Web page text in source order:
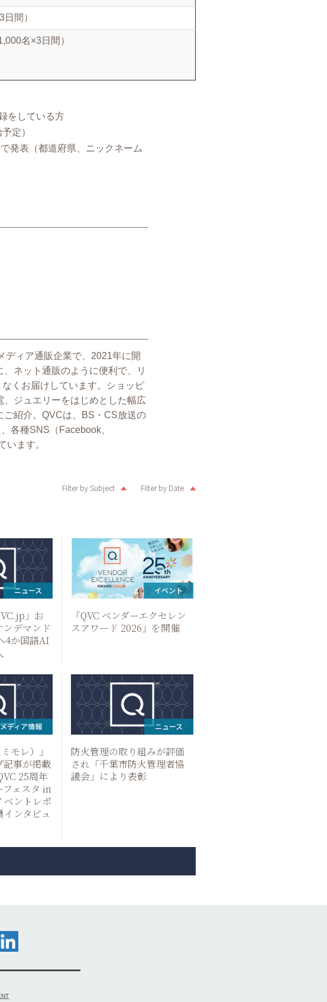
間）
名×3日間）
をしている方
定）
発表（都道府県、ニックネーム
ディア通販企業で、2021年に開
ネット通販のように便利で、リ
くお届けしています。ショッピ
ジュエリーをはじめとした幅広
ご紹介。QVCは、BS・CS放送の
各種SNS（Facebook、
います。
Filter by Subject Filter by Date
ニュース
」お
ンデマンド
4か国語AI
イベント
「QVC ベンダーエクセレン
スアワード 2026」を開催
メディア情報
モレ）」
記事が掲載
25周年
フェスタ in
ベントレポ
ンタビュ
ニュース
防火管理の取り組みが評価
され「千葉市防火管理者協
議会」により表彰